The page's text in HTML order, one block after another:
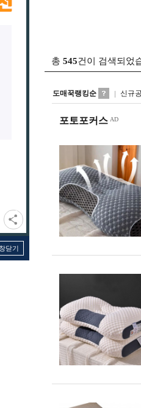
창닫기
총 545건이 검색되었
도매꾹랭킹순 신규
포토포커스